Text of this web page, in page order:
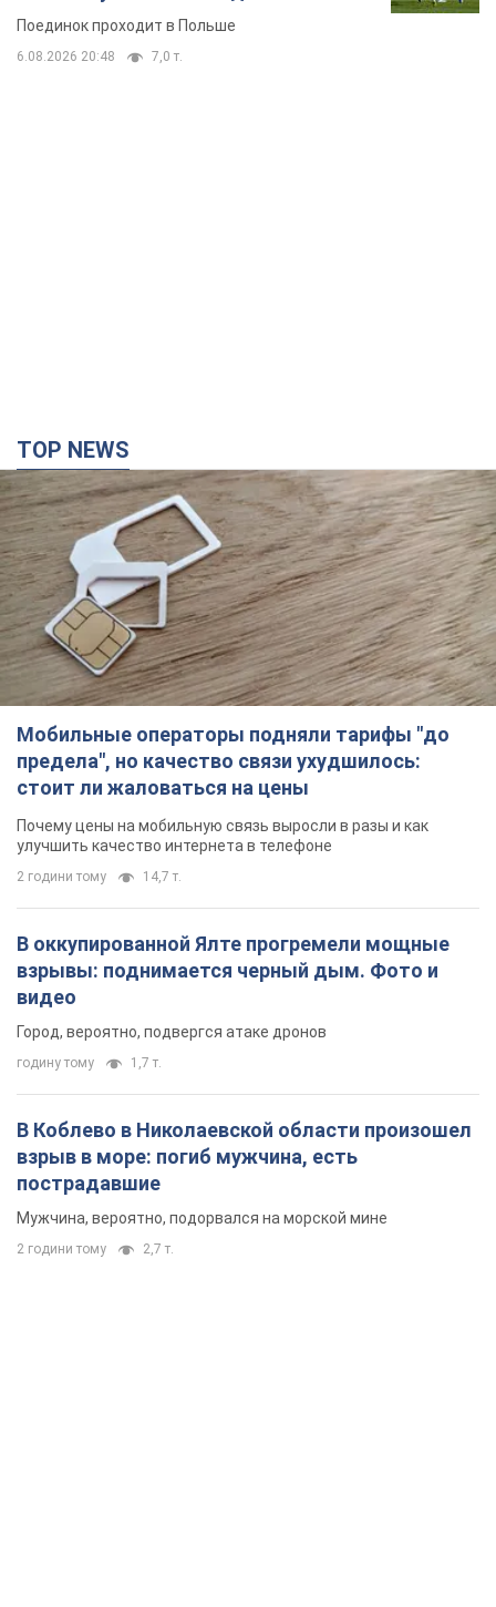
Мобильные операторы подняли тарифы "до
предела", но качество связи ухудшилось:
стоит ли жаловаться на цены
Почему цены на мобильную связь выросли в разы и как
улучшить качество интернета в телефоне
2 години тому 14,7 т.
В оккупированной Ялте прогремели мощные
взрывы: поднимается черный дым. Фото и
видео
годину тому 1,7 т.
В Коблево в Николаевской области произошел
взрыв в море: погиб мужчина, есть
пострадавшие
Мужчина, вероятно, подорвался на морской мине
2 години тому 2,7 т.